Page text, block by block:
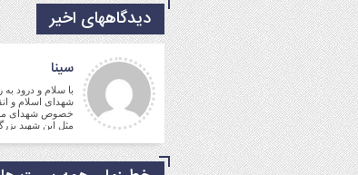
دیدگاههای اخیر
جمالی نسب
موفق باشید و تندرست
مهدی شریفی نیا
خداروشکر که جوانانی مثه شما
داریم.